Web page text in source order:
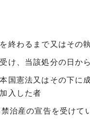
終わるまで又はその
け、当該処分の日か
国憲法又はその下に
入した者
治産の宣告を受けて